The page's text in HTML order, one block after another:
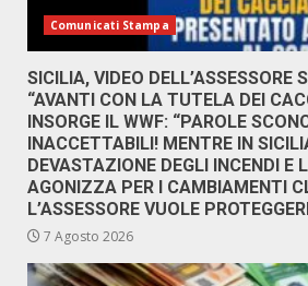
Comunicati Stampa
SICILIA, VIDEO DELL’ASSESSORE
“AVANTI CON LA TUTELA DEI
INSORGE IL WWF: “PAROLE
INACCETTABILI! MENTRE IN
DEVASTAZIONE DEGLI INCENDI E
AGONIZZA PER I CAMBIAMENTI
L’ASSESSORE VUOLE
7 Agosto 2026